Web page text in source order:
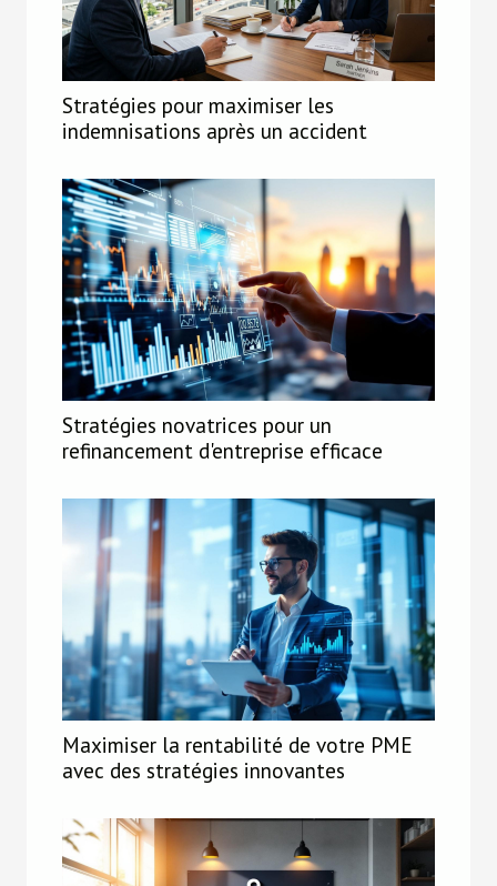
Stratégies pour maximiser les
indemnisations après un accident
Stratégies novatrices pour un
refinancement d'entreprise efficace
Maximiser la rentabilité de votre PME
avec des stratégies innovantes